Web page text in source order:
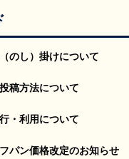
のし）掛けについて
稿方法について
・利用について
パン価格改定のお知らせ